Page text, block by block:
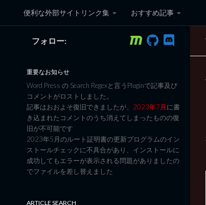
コンテンツへスキップ
便利な外部サイトリンク集 おすすめ記事
黒翼猫のコンピュ
フォロー:
重要なお知らせ
Word Press の Search Regexと言うPluginで記事及び
コメントがロストしました。
記事はおおよそ復旧できましたが、 2023年7月に書
き込まれたコメントのうち消えてしまったものの復
旧が不可能です
2023年5月のルート証明書の更新プログラムのイン
ストールチェックに不具合があり、インストールに
成功してもエラーが表示される問題がありましたの
でファイルを差し替えました
ARTICLE SEARCH